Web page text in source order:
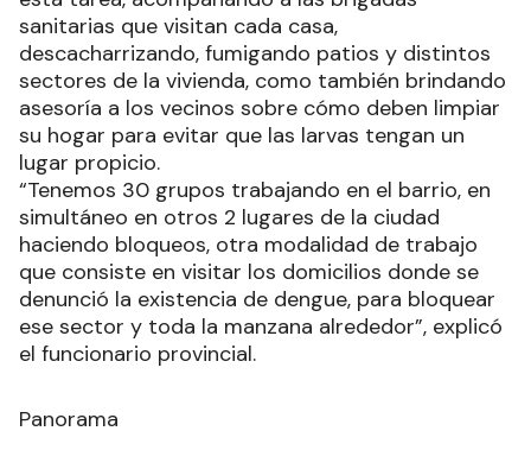
sanitarias que visitan cada casa,
descacharrizando, fumigando patios y distintos
sectores de la vivienda, como también brindando
asesoría a los vecinos sobre cómo deben limpiar
su hogar para evitar que las larvas tengan un
lugar propicio.
“Tenemos 30 grupos trabajando en el barrio, en
simultáneo en otros 2 lugares de la ciudad
haciendo bloqueos, otra modalidad de trabajo
que consiste en visitar los domicilios donde se
denunció la existencia de dengue, para bloquear
ese sector y toda la manzana alrededor”, explicó
el funcionario provincial.
Panorama